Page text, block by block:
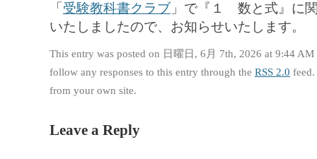
「 受験教科書クラブ 」で『１ 数と式』に
いたしましたので、お知らせいたします。
This entry was posted on 日曜日, 6月 7th, 2026 at 9:44
follow any responses to this entry through the RSS 2.0
from your own site.
Leave a Reply